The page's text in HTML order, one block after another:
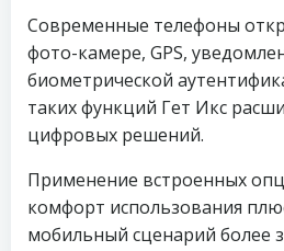
Современные телефоны
фото-камере, GPS,
биометрической
таких функций Гет Икс
цифровых решений.
Применение встроенных
комфорт использования
мобильный сценарий более